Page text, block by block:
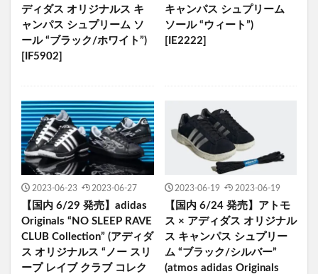
ディダス オリジナルス キ
ャンパス シュプリーム ソ
ール “ブラック/ホワイト”)
[IF5902]
キャンパス シュプリーム
ソール “ウィート”)
[IE2222]
2023-06-23 2023-06-27
【国内 6/29 発売】adidas
Originals “NO SLEEP RAVE
CLUB Collection” (アディダ
ス オリジナルス “ノー スリ
ープ レイブ クラブ コレク
2023-06-19 2023-06-19
【国内 6/24 発売】アトモ
ス × アディダス オリジナル
ス キャンパス シュプリー
ム “ブラック/シルバー”
(atmos adidas Originals